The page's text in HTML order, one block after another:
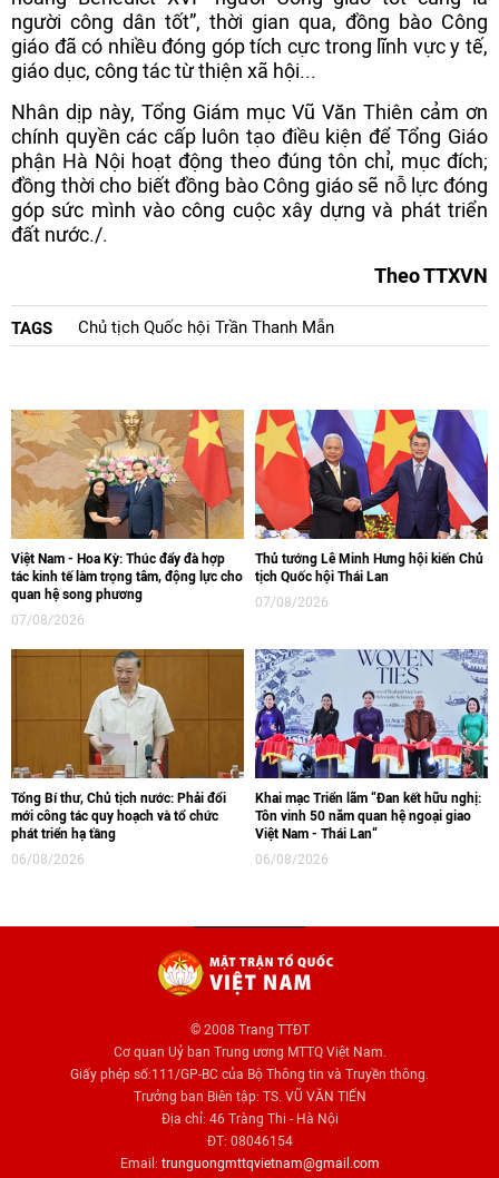
người công dân tốt”, thời gian qua, đồng bào Công
giáo đã có nhiều đóng góp tích cực trong lĩnh vực y tế,
giáo dục, công tác từ thiện xã hội...
Nhân dịp này, Tổng Giám mục Vũ Văn Thiên cảm ơn
chính quyền các cấp luôn tạo điều kiện để Tổng Giáo
phận Hà Nội hoạt động theo đúng tôn chỉ, mục đích;
đồng thời cho biết đồng bào Công giáo sẽ nỗ lực đóng
góp sức mình vào công cuộc xây dựng và phát triển
đất nước./.
Theo TTXVN
TAGS Chủ tịch Quốc hội Trần Thanh Mẫn
Việt Nam - Hoa Kỳ: Thúc đẩy đà hợp
tác kinh tế làm trọng tâm, động lực cho
quan hệ song phương
07/08/2026
Thủ tướng Lê Minh Hưng hội kiến Chủ
tịch Quốc hội Thái Lan
07/08/2026
Tổng Bí thư, Chủ tịch nước: Phải đổi
mới công tác quy hoạch và tổ chức
phát triển hạ tầng
06/08/2026
Khai mạc Triển lãm “Đan kết hữu nghị:
Tôn vinh 50 năm quan hệ ngoại giao
Việt Nam - Thái Lan“
06/08/2026
© 2008 Trang TTĐT
Cơ quan Uỷ ban Trung ương MTTQ Việt Nam.
Giấy phép số:111/GP-BC của Bộ Thông tin và Truyền thông.
Trưởng ban Biên tập: TS. VŨ VĂN TIẾN
Địa chỉ: 46 Tràng Thi - Hà Nội
ĐT: 08046154
Email: trunguongmttqvietnam@gmail.com